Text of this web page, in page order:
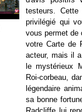
testeurs.
privilégié qui
vous permet de
votre Carte de
acteur, mais il
le mystérieux
Roi-corbeau,
légendaire
sa bonne